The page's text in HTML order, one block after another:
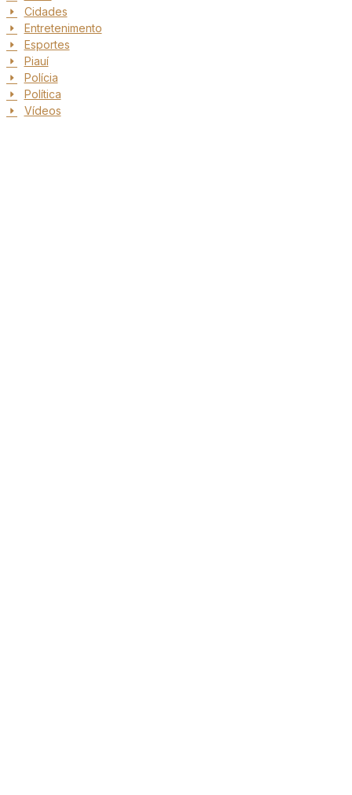
Cidades
Entretenimento
Esportes
Piauí
Polícia
Política
Vídeos